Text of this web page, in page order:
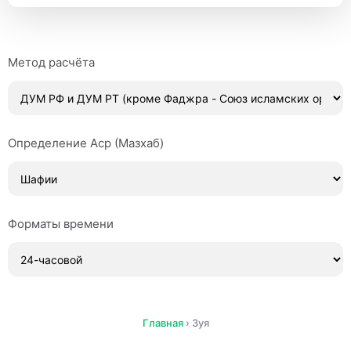
Метод расчёта
Определение Аср (Мазхаб)
Форматы времени
Главная› Зуя